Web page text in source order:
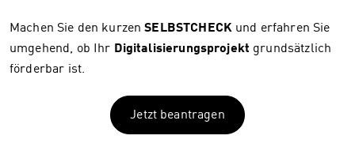
Machen Sie den kurzenSELBSTCHECK und erfahren Sie
umgehend, ob Ihr Digitalisierungsprojekt grundsätzlich
förderbar ist.
Jetzt beantragen